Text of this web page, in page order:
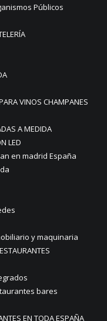
Públicos
VINOS CHAMPANES
A MEDIDA
LED
en madrid España
y maquinaria
bares
EN TODA ESPAÑA